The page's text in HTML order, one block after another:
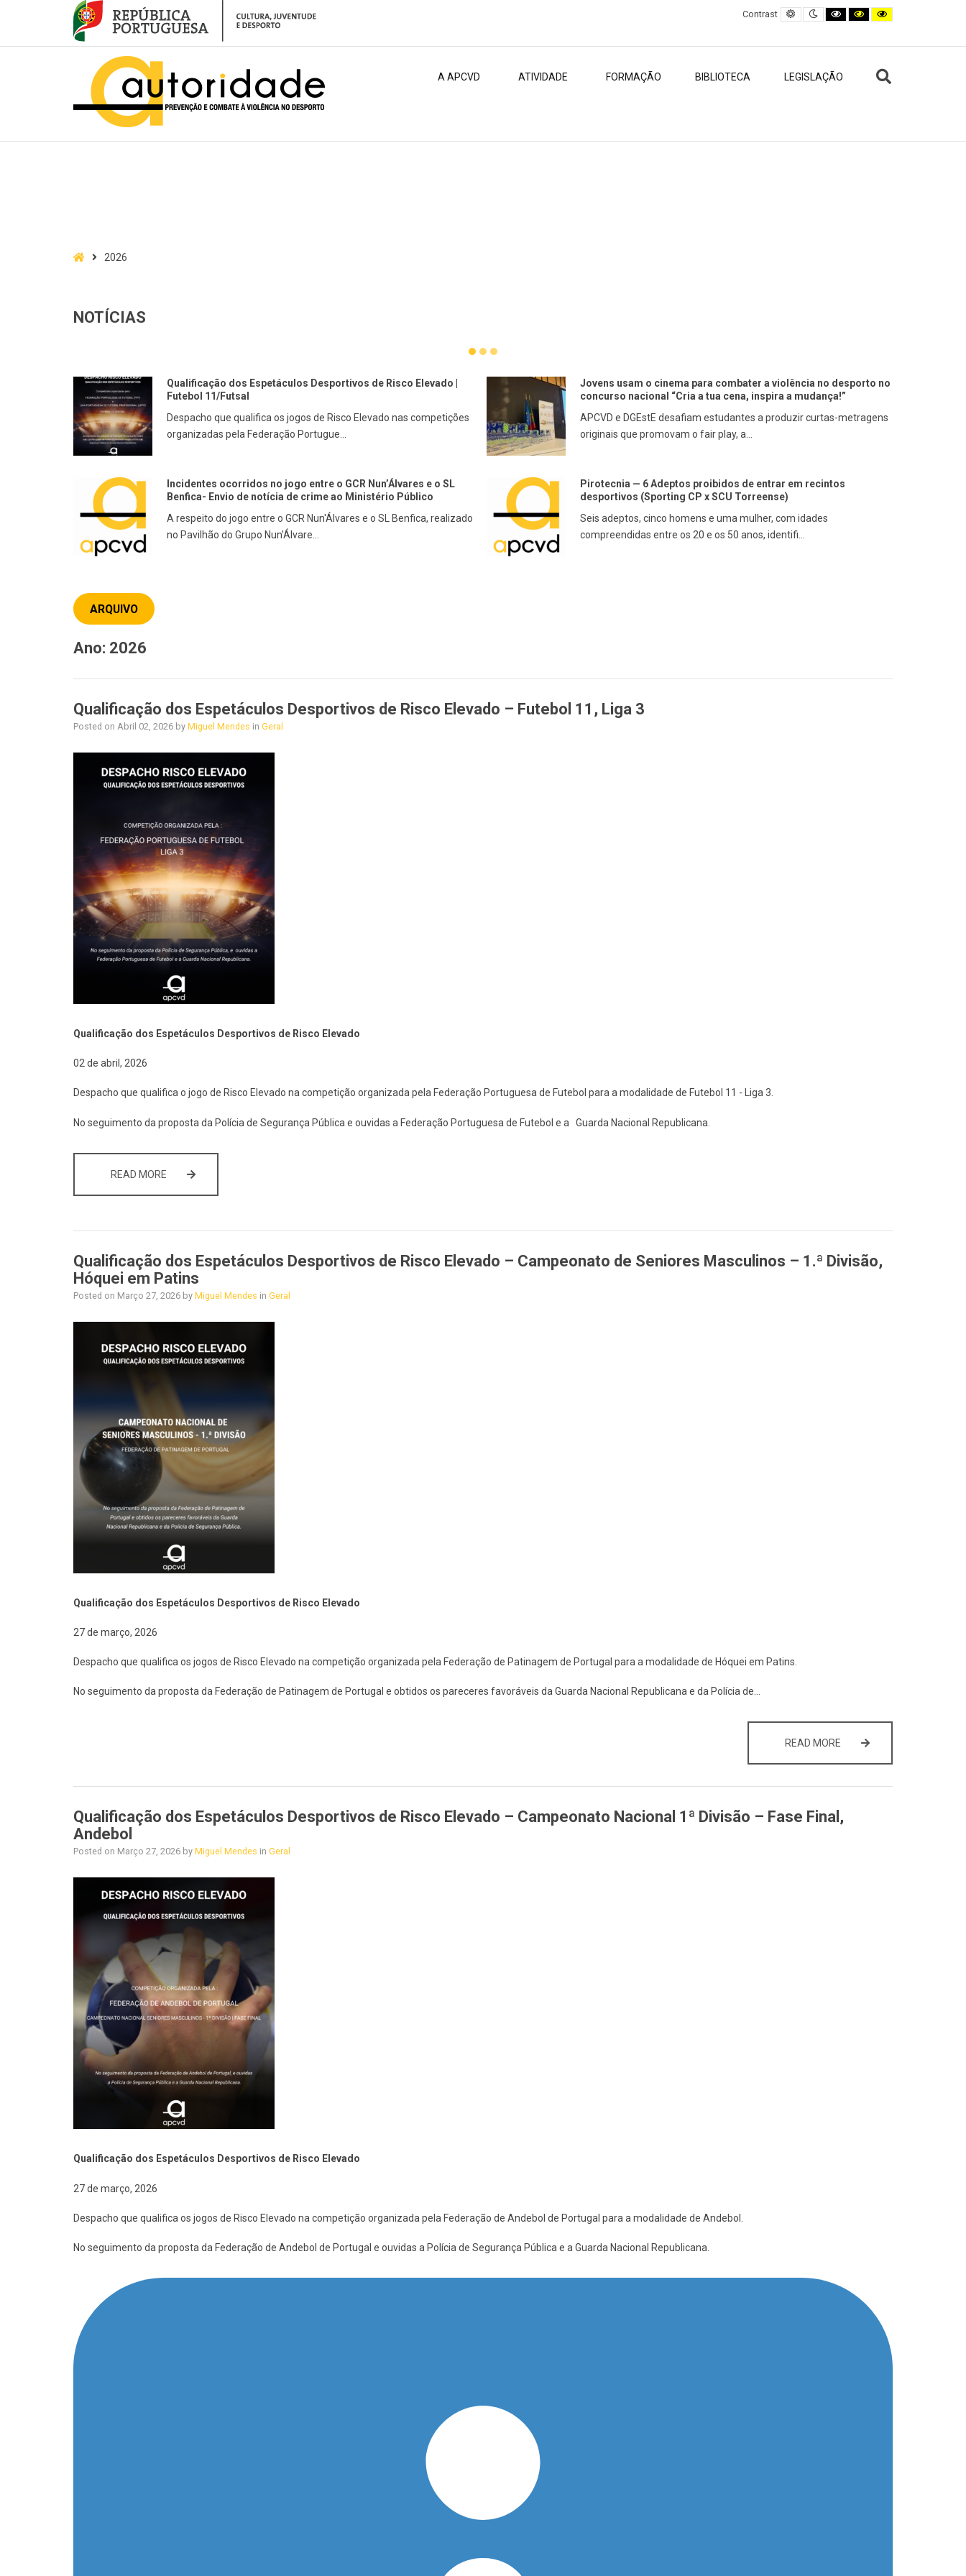
Contrast Default contrast
Night contrast
Black and White contrast
Black and Yellow
Yellow and Black
A APCVD ATIVIDADE FORMAÇÃO BIBLIOTECA LEGISLAÇÃO
Home2026
NOTÍCIAS
Qualificação dos Espetáculos Desportivos de Risco Elevado |
Futebol 11/Futsal
Despacho que qualifica os jogos de Risco Elevado nas competições
organizadas pela Federação Portugue...
Jovens usam o cinema para combater a violência no desporto no
concurso nacional “Cria a tua cena, inspira a mudança!”
APCVD e DGEstE desafiam estudantes a produzir curtas-metragens
originais que promovam o fair play, a...
Incidentes ocorridos no jogo entre o GCR Nun’Álvares e o SL
Benfica- Envio de notícia de crime ao Ministério Público
A respeito do jogo entre o GCR Nun'Álvares e o SL Benfica, realizado
no Pavilhão do Grupo Nun'Álvare...
Pirotecnia — 6 Adeptos proibidos de entrar em recintos
desportivos (Sporting CP x SCU Torreense)
Seis adeptos, cinco homens e uma mulher, com idades
compreendidas entre os 20 e os 50 anos, identifi...
ARQUIVO
Ano: 2026
Qualificação dos Espetáculos Desportivos de Risco Elevado – Futebol 11, Liga 3
Posted on Abril 02, 2026 by Miguel Mendes in Geral
Qualificação dos Espetáculos Desportivos de Risco Elevado
02 de abril, 2026
Despacho que qualifica o jogo de Risco Elevado na competição organizada pela Federação Portuguesa de Futebol para a modalidade de Futebol 11 - Liga 3.
No seguimento da proposta da Polícia de Segurança Pública e ouvidas a Federação Portuguesa de Futebol e a Guarda Nacional Republicana.
READ MORE QUALIFICAÇÃO DOS ESPETÁCULOS DESPORTIVOS DE RISCO ELEVADO – FUTEBOL 11, LIGA 3
Qualificação dos Espetáculos Desportivos de Risco Elevado – Campeonato de Seniores Masculinos – 1.ª Divisão,
Hóquei em Patins
Posted on Março 27, 2026 by Miguel Mendes in Geral
Qualificação dos Espetáculos Desportivos de Risco Elevado
27 de março, 2026
Despacho que qualifica os jogos de Risco Elevado na competição organizada pela Federação de Patinagem de Portugal para a modalidade de Hóquei em Patins.
No seguimento da proposta da Federação de Patinagem de Portugal e obtidos os pareceres favoráveis da Guarda Nacional Republicana e da Polícia de…
READ MORE QUALIFICAÇÃO DOS
Qualificação dos Espetáculos Desportivos de Risco Elevado – Campeonato Nacional 1ª Divisão – Fase Final,
Andebol
Posted on Março 27, 2026 by Miguel Mendes in Geral
Qualificação dos Espetáculos Desportivos de Risco Elevado
27 de março, 2026
Despacho que qualifica os jogos de Risco Elevado na competição organizada pela Federação de Andebol de Portugal para a modalidade de Andebol.
No seguimento da proposta da Federação de Andebol de Portugal e ouvidas a Polícia de Segurança Pública e a Guarda Nacional Republicana.